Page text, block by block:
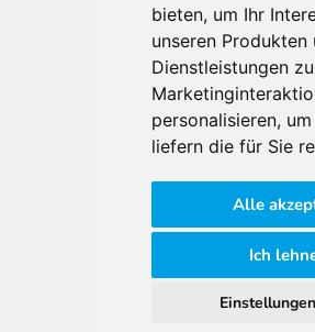
bieten, um Ihr
unseren Produkten
Dienstleistungen
personalisieren,
liefern die für Sie
Alle
Ich
Software Partner
Teilnahme
FAQ
Für
Impressum
AGB
Cookie Richtlinie